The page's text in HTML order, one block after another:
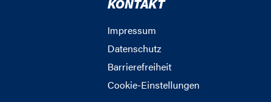
Impressum
Datenschutz
Barrierefreiheit
Cookie-Einstellungen